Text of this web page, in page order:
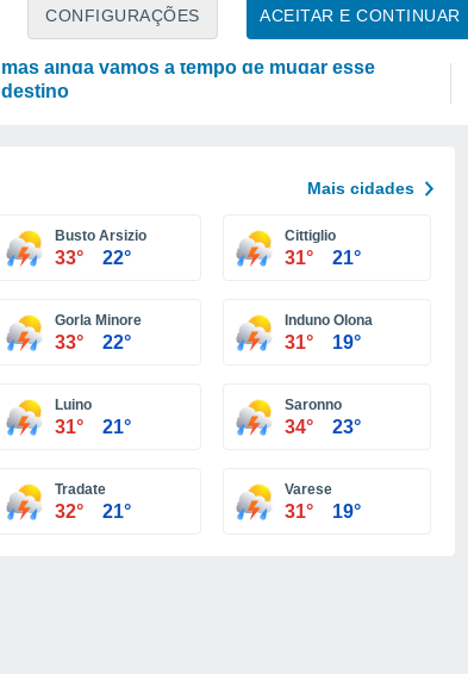
ACEITAR E CONTINUAR
CONFIGURAÇÕES
ATUALIDADE
Portugal está a perder costa mais depressa,
mas ainda vamos a tempo de mudar esse
destino
Mais cidades
Busto Arsizio
33° 22°
Cittiglio
31° 21°
Gorla Minore
33° 22°
Induno Olona
31° 19°
Luino
31° 21°
Saronno
34° 23°
Tradate
32° 21°
Varese
31° 19°